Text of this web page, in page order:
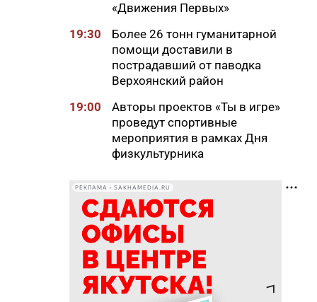
«Движения Первых»
19:30
Более 26 тонн гуманитарной
помощи доставили в
пострадавший от паводка
Верхоянский район
19:00
Авторы проектов «Ты в игре»
проведут спортивные
мероприятия в рамках Дня
физкультурника
года: что можно и нельзя
делать в Ермолаев день
18:18
ВТБ: россияне увеличивают
расходы на спорт и здоровый
образ жизни
18:16
Сенатор Борисов назвал
РЕКЛАМА • SAKHAMEDIA.RU